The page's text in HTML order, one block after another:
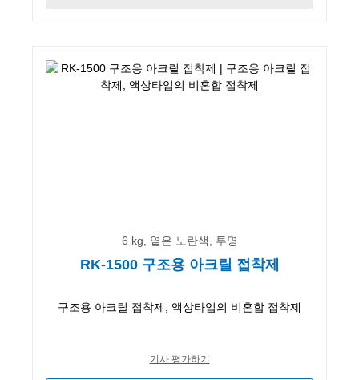
6 kg, 옅은 노란색, 투명
RK-1500 구조용 아크릴 접착제
구조용 아크릴 접착제, 액상타입의 비혼합 접착제
기사 평가하기